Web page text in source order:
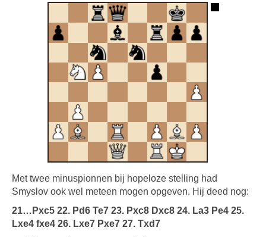
Met twee minuspionnen bij hopeloze stelling had
Smyslov ook wel meteen mogen opgeven. Hij deed nog:
21…Pxc5 22. Pd6 Te7 23. Pxc8 Dxc8 24. La3 Pe4 25.
Lxe4 fxe4 26. Lxe7 Pxe7 27. Txd7